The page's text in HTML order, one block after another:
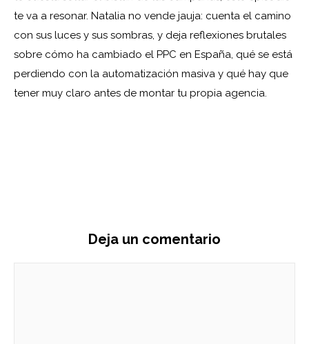
te va a resonar. Natalia no vende jauja: cuenta el camino
con sus luces y sus sombras, y deja reflexiones brutales
sobre cómo ha cambiado el PPC en España, qué se está
perdiendo con la automatización masiva y qué hay que
tener muy claro antes de montar tu propia agencia.
Deja un comentario